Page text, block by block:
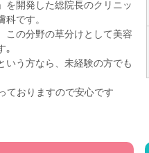
を開発した総院長のクリニッ
です。
この分野の草分けとして美容
｡
いう方なら、未経験の方でも
ておりますので安心です